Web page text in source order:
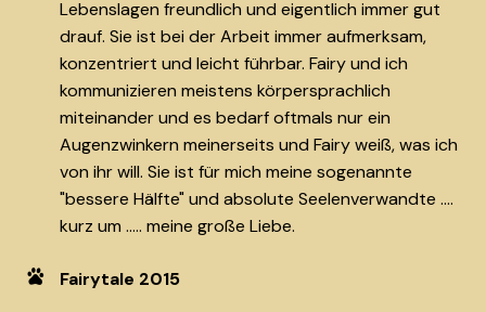
Lebenslagen freundlich und eigentlich immer gut
drauf. Sie ist bei der Arbeit immer aufmerksam,
konzentriert und leicht führbar. Fairy und ich
kommunizieren meistens körpersprachlich
miteinander und es bedarf oftmals nur ein
Augenzwinkern meinerseits und Fairy weiß, was ich
von ihr will. Sie ist für mich meine sogenannte
"bessere Hälfte" und absolute Seelenverwandte ....
kurz um ..... meine große Liebe.
Fairytale 2015